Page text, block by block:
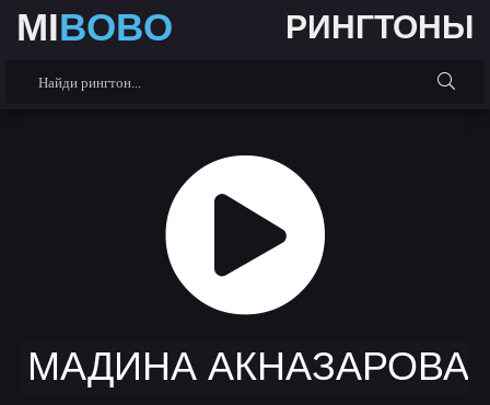
MIBOBO РИНГТОНЫ
МАДИНА АКНАЗАРОВА